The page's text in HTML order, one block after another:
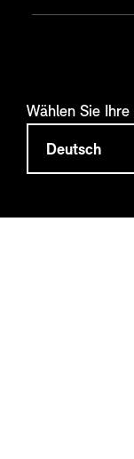
Wählen Sie Ihre